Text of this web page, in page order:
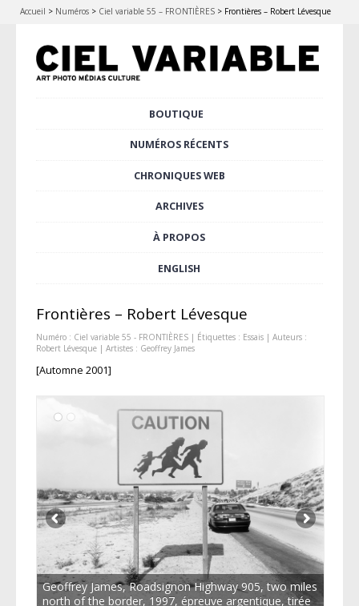
Accueil > Numéros > Ciel variable 55 – FRONTIÈRES > Frontières – Robert Lévesque
BOUTIQUE
NUMÉROS RÉCENTS
CHRONIQUES WEB
ARCHIVES
À PROPOS
ENGLISH
Frontières – Robert Lévesque
Numéro : Ciel variable 55 - FRONTIÈRES| Étiquettes : Essais| Auteurs :
Robert Lévesque| Artistes : Geoffrey James
[Automne 2001]
Geoffrey James, Roadsignon Highway 905, two miles
north of the border, 1997, épreuve argentique, tirée